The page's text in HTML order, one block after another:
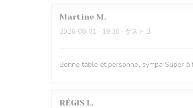
Martine M
2026-08-01 - 19:30 - ゲスト 3
Bonne table et personnel sympa Super
RÉGIS L